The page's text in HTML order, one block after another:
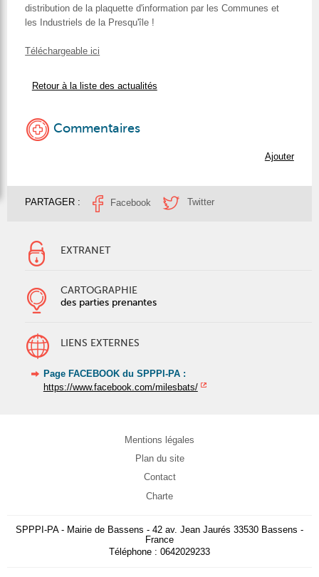
distribution de la plaquette d'information par les Communes et
les Industriels de la Presqu'île !
Téléchargeable ici
Retour à la liste des actualités
Commentaires
Ajouter
PARTAGER : Facebook Twitter
EXTRANET
CARTOGRAPHIE
des parties prenantes
LIENS EXTERNES
Page FACEBOOK du SPPPI-PA :
https://www.facebook.com/milesbats/
Mentions légales
Plan du site
Contact
Charte
SPPPI-PA- Mairie de Bassens - 42 av. Jean Jaurés 33530 Bassens -
France
Téléphone : 0642029233